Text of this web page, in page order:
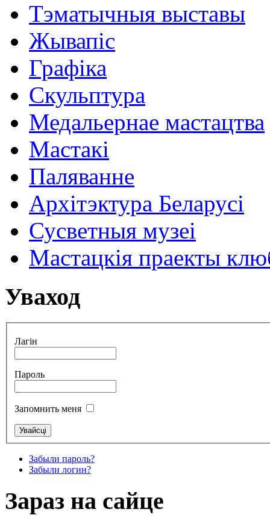
Тэматычныя выставы
Жывапіс
Графіка
Скульптура
Медальернае мастацтва
Мастакі
Паляванне
Архітэктура Беларусі
Сусветныя музеі
Мастацкія праекты
Уваход
Лагін
Пароль
Запомнить меня
Забыли пароль?
Забыли логин?
Зараз на сайце